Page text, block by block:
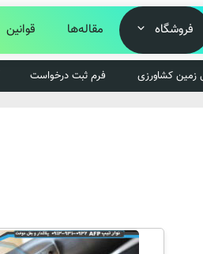
فروشگاه مقاله‌ها قوانین
زمین کشاورزی فرم ثبت درخواست